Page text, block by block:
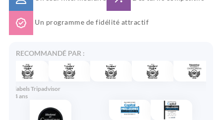
Un programme de fidélité attractif
RECOMMANDÉ PAR :
24 labels Tripadvisor
en 4 ans